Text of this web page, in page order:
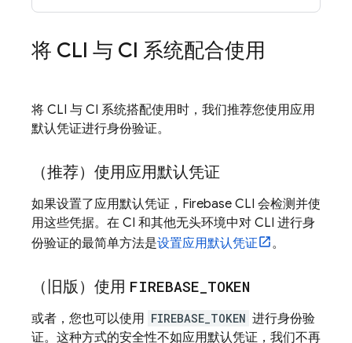
将 CLI 与 CI 系统配合使用
将 CLI 与 CI 系统搭配使用时，我们推荐您使用应用
默认凭证进行身份验证。
（推荐）使用应用默认凭证
如果设置了应用默认凭证， Firebase CLI 会检测并使
用这些凭据。在 CI 和其他无头环境中对 CLI 进行身
份验证的最简单方法是设置应用默认凭证 。
（旧版）使用 FIREBASE TOKEN
或者，您也可以使用 FIREBASE_TOKEN 进行身份验
证。这种方式的安全性不如应用默认凭证，我们不再